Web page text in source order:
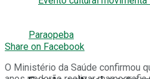
Share on Facebook
O Ministério da Saúde confirmou